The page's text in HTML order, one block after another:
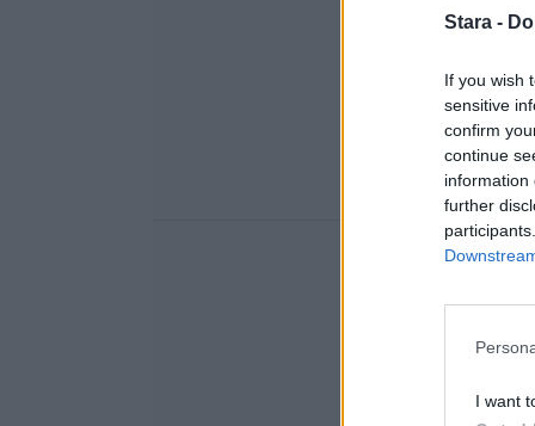
Stara -
If you wish
sensitive
confirm
continue
information
further
I want